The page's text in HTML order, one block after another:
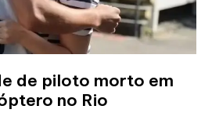
de piloto morto em
no Rio